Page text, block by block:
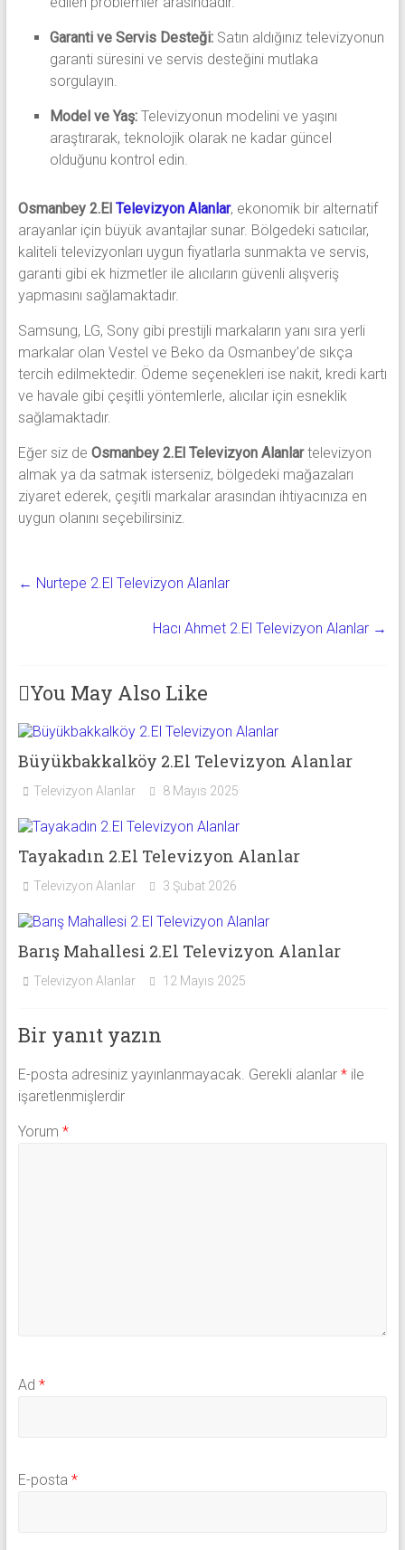
Garanti ve Servis Desteği:Satın aldığınız televizyonun
garanti süresini ve servis desteğini mutlaka
sorgulayın.
Model ve Yaş:Televizyonun modelini ve yaşını
araştırarak, teknolojik olarak ne kadar güncel
olduğunu kontrol edin.
Osmanbey 2.El Televizyon Alanlar, ekonomik bir alternatif
arayanlar için büyük avantajlar sunar. Bölgedeki satıcılar,
kaliteli televizyonları uygun fiyatlarla sunmakta ve servis,
garanti gibi ek hizmetler ile alıcıların güvenli alışveriş
yapmasını sağlamaktadır.
Samsung, LG, Sony gibi prestijli markaların yanı sıra yerli
markalar olan Vestel ve Beko da Osmanbey’de sıkça
tercih edilmektedir. Ödeme seçenekleri ise nakit, kredi kartı
ve havale gibi çeşitli yöntemlerle, alıcılar için esneklik
sağlamaktadır.
Eğer siz de Osmanbey 2.El Televizyon Alanlartelevizyon
almak ya da satmak isterseniz, bölgedeki mağazaları
ziyaret ederek, çeşitli markalar arasından ihtiyacınıza en
uygun olanını seçebilirsiniz.
← Nurtepe 2.El Televizyon Alanlar
Hacı Ahmet 2.El Televizyon Alanlar →
You May Also Like
Büyükbakkalköy 2.El Televizyon Alanlar
Televizyon Alanlar 8 Mayıs 2025
Tayakadın 2.El Televizyon Alanlar
Televizyon Alanlar 3 Şubat 2026
Barış Mahallesi 2.El Televizyon Alanlar
Televizyon Alanlar 12 Mayıs 2025
Bir yanıt yazın
E-posta adresiniz yayınlanmayacak. Gerekli alanlar *ile
işaretlenmişlerdir
Yorum *
Ad *
E-posta *